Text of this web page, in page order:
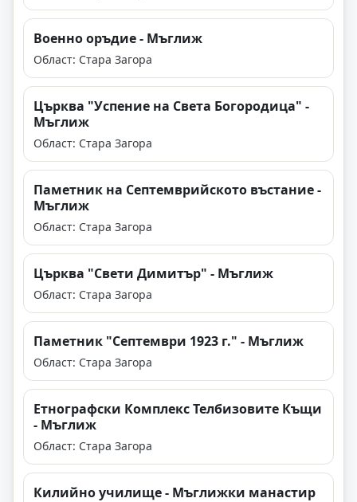
Военно оръдие - Мъглиж
Област: Стара Загора
Църква "Успение на Света Богородица" -
Мъглиж
Област: Стара Загора
Паметник на Септемврийското въстание -
Мъглиж
Област: Стара Загора
Църква "Свети Димитър" - Мъглиж
Област: Стара Загора
Паметник "Септември 1923 г." - Мъглиж
Област: Стара Загора
Етнографски Комплекс Телбизовите Къщи
- Мъглиж
Област: Стара Загора
Килийно училище - Мъглижки манастир